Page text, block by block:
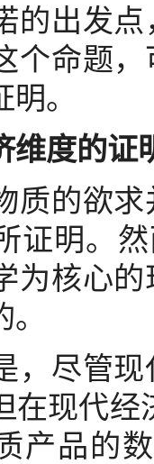
的出发
个命题
。
维度的证
的欲求
证明。
为核心
尽管现
在现代经
产品的